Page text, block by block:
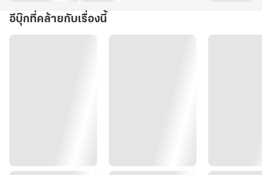
อีบุ๊กที่คล้ายกับเรื่องนี้